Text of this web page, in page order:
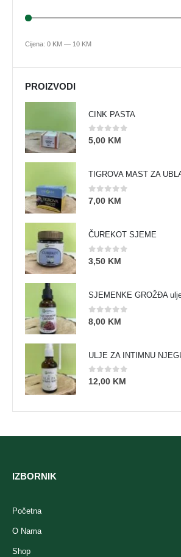
Cijena: 0 KM — 10 KM
PROIZVODI
CINK PASTA
0 out of 5
5,00 KM
0 out of 5
7,00 KM
ČUREKOT SJEME
0 out of 5
3,50 KM
SJEMENKE GROŽĐA
0 out of 5
8,00 KM
ULJE ZA INTIMNU
0out of 5
12,00 KM
IZBORNIK
Početna
O Nama
Shop